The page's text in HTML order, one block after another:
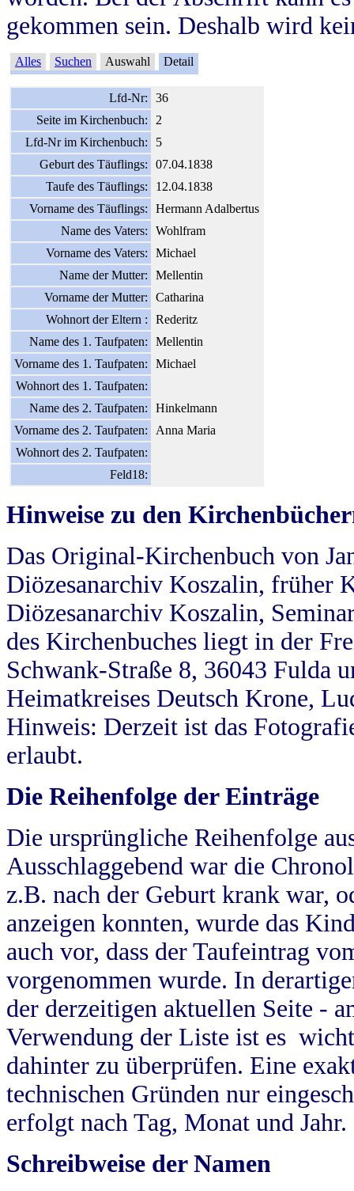
gekommen sein. Deshalb wird
Alles Suchen Auswahl Detail
Lfd-Nr:
36
Seite im Kirchenbuch:
2
Lfd-Nr im Kirchenbuch:
5
Geburt des Täuflings:
07.04.1838
Taufe des Täuflings:
12.04.1838
Vorname des Täuflings:
Hermann Adalbertus
Name des Vaters:
Wohlfram
Vorname des Vaters:
Michael
Name der Mutter:
Mellentin
Vorname der Mutter:
Catharina
Wohnort der Eltern :
Rederitz
Name des 1. Taufpaten:
Mellentin
Vorname des 1. Taufpaten:
Michael
Wohnort des 1. Taufpaten:
Name des 2. Taufpaten:
Hinkelmann
Vorname des 2. Taufpaten:
Anna Maria
Wohnort des 2. Taufpaten:
Feld18:
Hinweise zu den
Das Original-Kirchenbuch von
Diözesanarchiv Koszalin, früher
Diözesanarchiv Koszalin,
des Kirchenbuches liegt in der
Schwank-Straße 8, 36043 Fulda
Heimatkreises Deutsch Krone,
Hinweis: Derzeit ist das
erlaubt.
Die Reihenfolge der Einträge
Die ursprüngliche Reihenfolge
Ausschlaggebend war die
z.B. nach der Geburt krank war,
anzeigen konnten, wurde das
auch vor, dass der Taufeintrag
vorgenommen wurde. In
der derzeitigen aktuellen Seite -
Verwendung der Liste ist es
dahinter zu überprüfen. Eine
technischen Gründen nur
erfolgt nach Tag, Monat und Jahr.
Schreibweise der Namen